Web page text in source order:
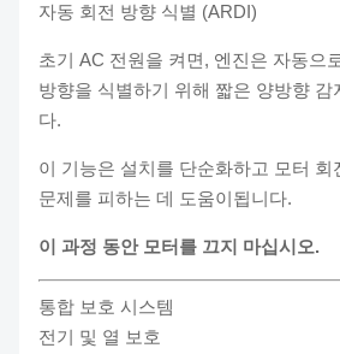
자동 회전 방향 식별 (ARDI)
초기 AC 전원을 켜면, 엔진은 자동으
방향을 식별하기 위해 짧은 양방향 감
다.
이 기능은 설치를 단순화하고 모터 회
문제를 피하는 데 도움이됩니다.
이 과정 동안 모터를 끄지 마십시오.
통합 보호 시스템
전기 및 열 보호